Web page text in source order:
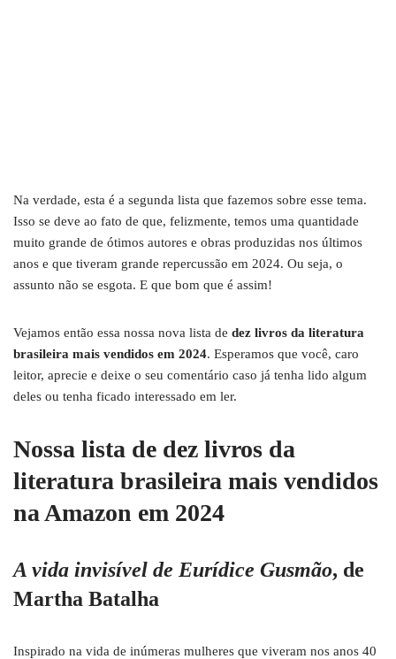
Na verdade, esta é a segunda lista que fazemos sobre esse tema.
Isso se deve ao fato de que, felizmente, temos uma quantidade
muito grande de ótimos autores e obras produzidas nos últimos
anos e que tiveram grande repercussão em 2024. Ou seja, o
assunto não se esgota. E que bom que é assim!
Vejamos então essa nossa nova lista de dez livros da literatura
brasileira mais vendidos em 2024. Esperamos que você, caro
leitor, aprecie e deixe o seu comentário caso já tenha lido algum
deles ou tenha ficado interessado em ler.
Nossa lista de dez livros da
literatura brasileira mais vendidos
na Amazon em 2024
A vida invisível de Eurídice Gusmão, de
Martha Batalha
Inspirado na vida de inúmeras mulheres que viveram nos anos 40